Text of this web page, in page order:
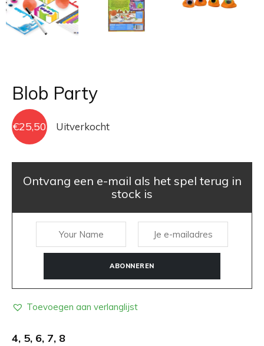
Blob Party
€25,50 Uitverkocht
Ontvang een e-mail als het spel terug in
stock is
ABONNEREN
Toevoegen aan verlanglijst
4, 5, 6, 7, 8